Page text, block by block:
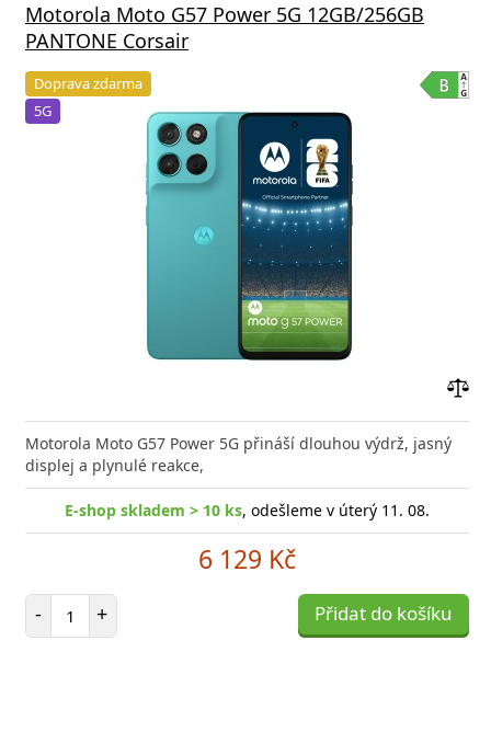
Motorola Moto G57 Power 5G 12GB/256GB
PANTONE Corsair
Doprava zdarma
5G
Motorola Moto G57 Power 5G přináší dlouhou výdrž, jasný
displej a plynulé reakce,
E-shop skladem > 10 ks, odešleme v úterý 11. 08.
6 129 Kč
- Počet položek
+ Přidat do košíku